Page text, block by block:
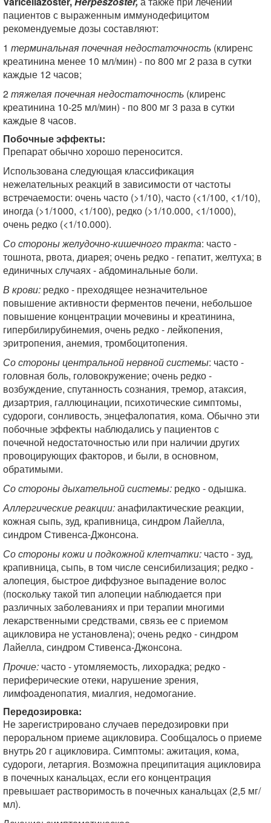
пациентов с выраженным иммунодефицитом
рекомендуемые дозы составляют:
1 терминальная почечная недостаточность (клиренс
креатинина менее 10 мл/мин) - по 800 мг 2 раза в сутки
каждые 12 часов;
2тяжелая почечная недостаточность (клиренс
креатинина 10-25 мл/мин) - по 800 мг 3 раза в сутки
каждые 8 часов.
Побочные эффекты:
Препарат обычно хорошо переносится.
Использована следующая классификация
нежелательных реакций в зависимости от частоты
встречаемости: очень часто (>1/10), часто (<1/100, <1/10),
иногда (>1/1000, <1/100), редко (>1/10.000, <1/1000),
очень редко (<1/10.000).
Со стороны желудочно-кишечного тракта: часто -
тошнота, рвота, диарея; очень редко - гепатит, желтуха; в
единичных случаях - абдоминальные боли.
В крови: редко - преходящее незначительное
повышение активности ферментов печени, небольшое
повышение концентрации мочевины и креатинина,
гипербилирубинемия, очень редко - лейкопения,
эритропения, анемия, тромбоцитопения.
Со стороны центральной нервной системы: часто -
головная боль, головокружение; очень редко -
возбуждение, спутанность сознания, тремор, атаксия,
дизартрия, галлюцинации, психотические симптомы,
судороги, сонливость, энцефалопатия, кома. Обычно эти
побочные эффекты наблюдались у пациентов с
почечной недостаточностью или при наличии других
провоцирующих факторов, и были, в основном,
обратимыми.
Со стороны дыхательной системы: редко - одышка.
Аллергические реакции:анафилактические реакции,
кожная сыпь, зуд, крапивница, синдром Лайелла,
синдром Стивенса-Джонсона.
Со стороны кожи и подкожной клетчатки: часто - зуд,
крапивница, сыпь, в том числе сенсибилизация; редко -
алопеция, быстрое диффузное выпадение волос
(поскольку такой тип алопеции наблюдается при
различных заболеваниях и при терапии многими
лекарственными средствами, связь ее с приемом
ацикловира не установлена); очень редко - синдром
Лайелла, синдром Стивенса-Джонсона.
Прочие: часто - утомляемость, лихорадка; редко -
периферические отеки, нарушение зрения,
лимфоаденопатия, миалгия, недомогание.
Передозировка:
Не зарегистрировано случаев передозировки при
пероральном приеме ацикловира. Сообщалось о приеме
внутрь 20 г ацикловира. Симптомы: ажитация, кома,
судороги, летаргия. Возможна преципитация ацикловира
в почечных канальцах, если его концентрация
превышает растворимость в почечных канальцах (2,5 мг/
мл).